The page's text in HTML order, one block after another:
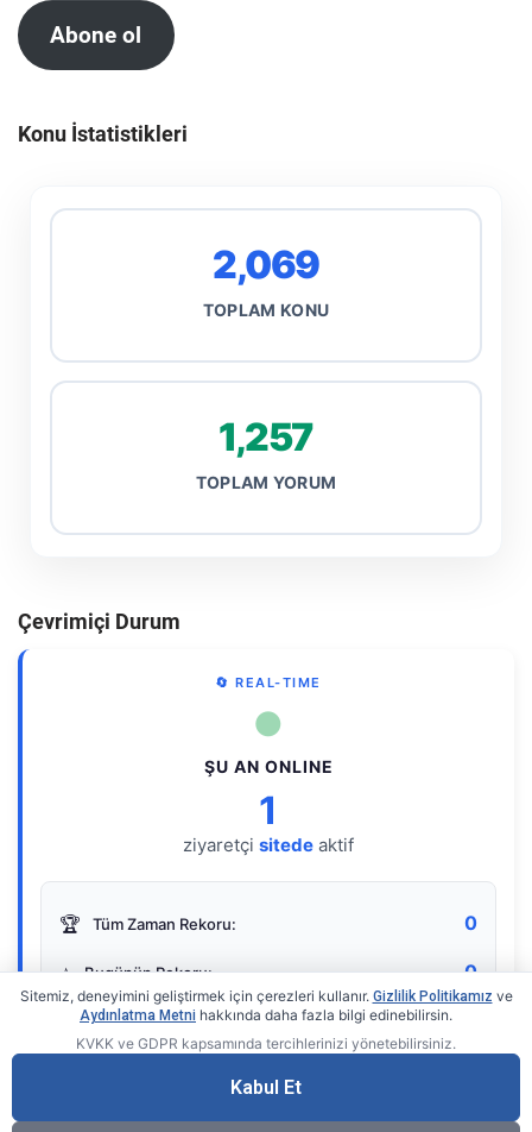
Abone ol
Konu İstatistikleri
2,069
TOPLAM KONU
1,257
TOPLAM YORUM
Çevrimiçi Durum
🔄 REAL-TIME
●
ŞU AN ONLINE
1
ziyaretçi sitede aktif
🏆 Tüm Zaman Rekoru: 0
⭐ Bugünün Rekoru: 0
Gerçek zamanlı sayaç
Sitemiz, deneyimini geliştirmek için çerezleri kullanır. Gizlilik Politikamız ve
Aydınlatma Metni hakkında daha fazla bilgi edinebilirsin.
KVKK ve GDPR kapsamında tercihlerinizi yönetebilirsiniz.
Kabul Et